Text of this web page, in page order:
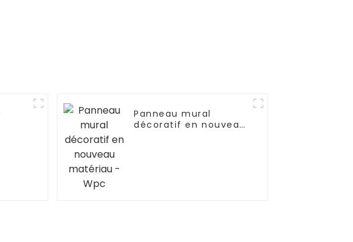
Panneau mural
décoratif en nouveau